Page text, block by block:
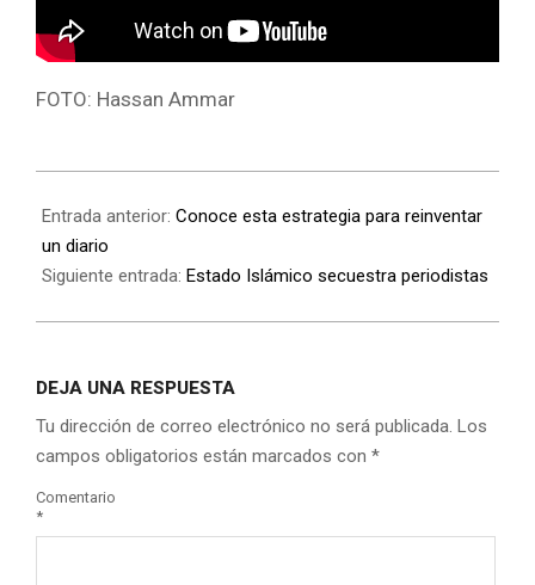
FOTO: Hassan Ammar
Entrada anterior: Conoce esta estrategia para reinventar
un diario
Siguiente entrada: Estado Islámico secuestra periodistas
DEJA UNA RESPUESTA
Tu dirección de correo electrónico no será publicada. Los
campos obligatorios están marcados con *
Comentario
*